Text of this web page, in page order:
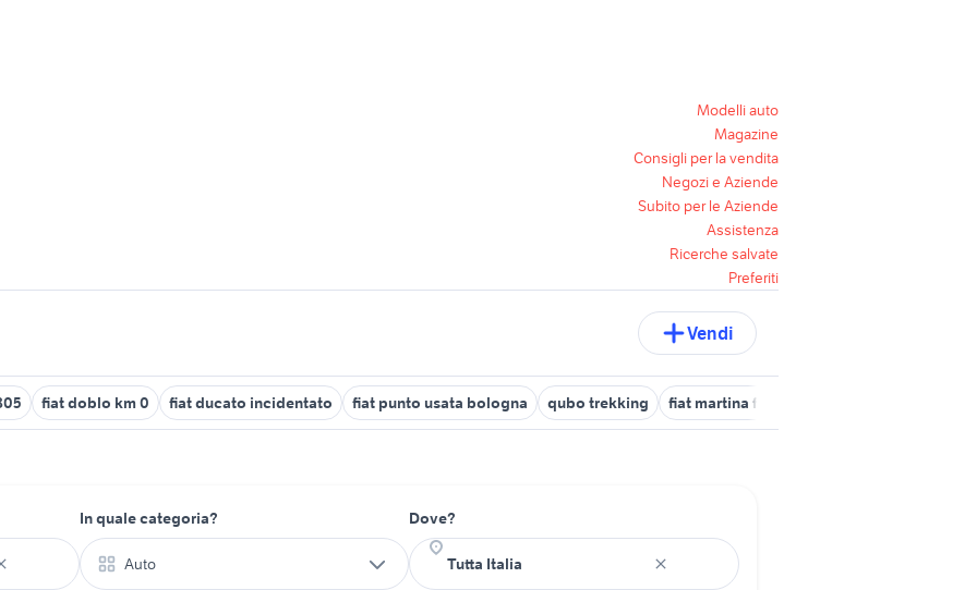
Modelli auto
Magazine
Consigli per la vendita
Negozi e Aziende
Subito per le Aziende
Assistenza
Ricerche salvate
Preferiti
Vendi
fiat doblo km 0 fiat ducato incidentato fiat punto usata bologna qubo trekking fiat martina franca
In quale categoria?
Auto
Dove?